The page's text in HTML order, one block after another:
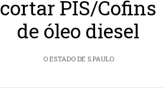
cortar PIS/Cofins
de óleo diesel
O ESTADO DE S.PAULO